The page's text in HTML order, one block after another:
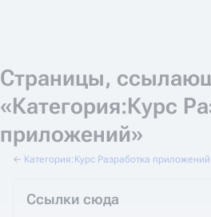
Страницы,
«Категория:Курс
приложений»
← Категория:Курс Разработка приложений
Ссылки сюда